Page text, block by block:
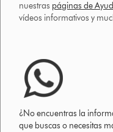
nuestras páginas de
vídeos informativos y
¿No encuentras la
que buscas o necesitas